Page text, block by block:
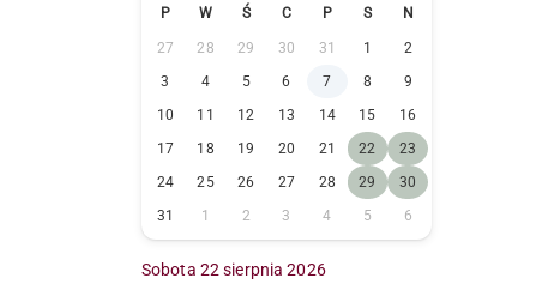
P W Ś C P S N
27 28 29 30 31 1
2
3
4 5 6 7 8
9
10
11 12 13 14 15
16
17
18 19 20 21 22
23
24
25 26 27 28 29
30
31
1 2 3 4 5 6
Sobota 22 sierpnia 2026